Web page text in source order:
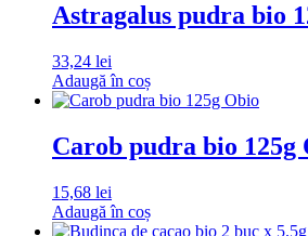
Astragalus pudra bio
33,24 lei
Adaugă în coș
Carob pudra bio 125g
15,68 lei
Adaugă în coș